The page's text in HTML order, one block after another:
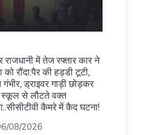
राजधानी में तेज रफ्तार कार ने
को रौंदा:पैर की हड्डी टूटी,
गंभीर, ड्राइवर गाड़ी छोड़कर
स्कूल से लौटते वक्त
कैमरे में कैद घटना!
08/2026